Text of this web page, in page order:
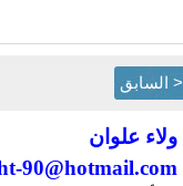
< السابق
ولاء علوان
90@hotmail.com